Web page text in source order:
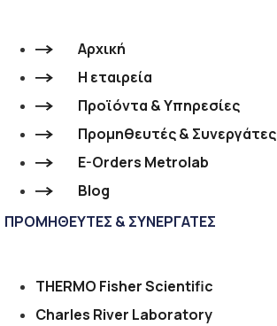
Αρχική
Η εταιρεία
Προϊόντα & Υπηρεσίες
Προμηθευτές & Συνεργάτες
E-Orders Metrolab
Blog
ΠΡΟΜΗΘΕΥΤΕΣ & ΣΥΝΕΡΓΑΤΕΣ
THERMO Fisher Scientific
Charles River Laboratory